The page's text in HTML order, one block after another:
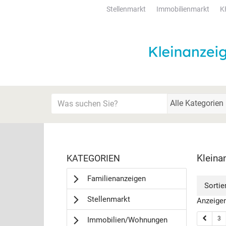
Stellenmarkt Immobilienmarkt
Alle Kategorien
Kategorien &
KATEGORIEN
Bedienhinweis: Navigieren Sie mit Tab
Familienanzeigen
Stellenmarkt
Immobilien/Wohnungen
Rubrik:
3